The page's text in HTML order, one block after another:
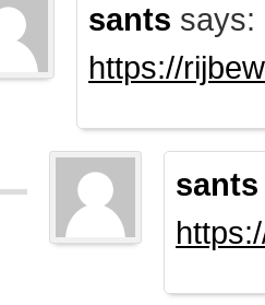
sants says:
https://
sants